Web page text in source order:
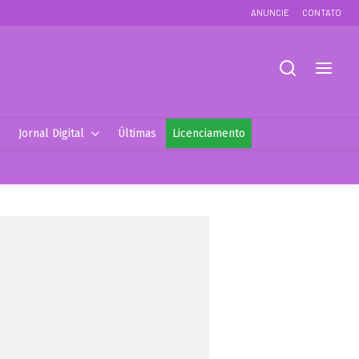
ANUNCIE CONTATO
Jornal Digital Últimas Licenciamento